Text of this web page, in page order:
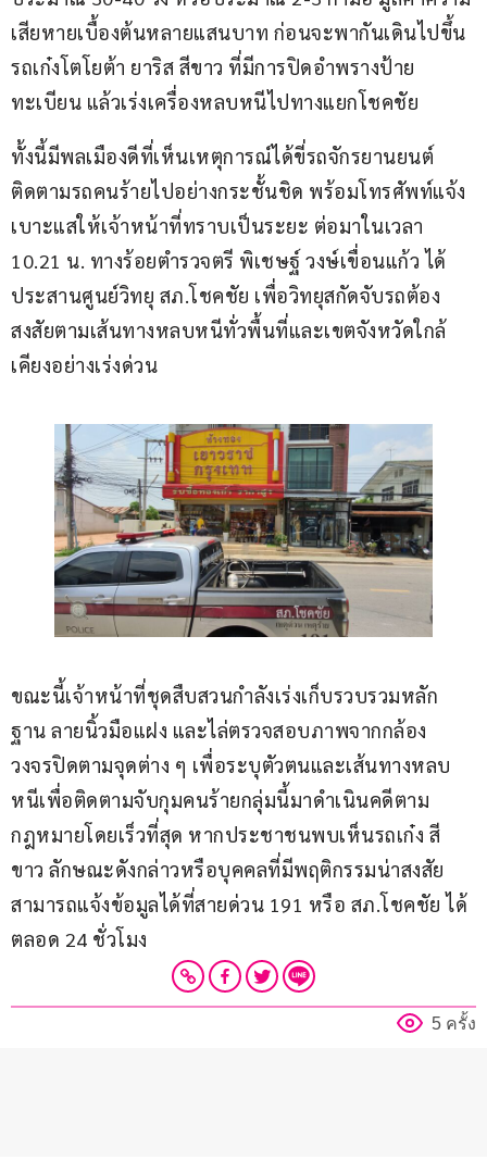
เสียหายเบื้องต้นหลายแสนบาท ก่อนจะพากันเดินไปขึ้น
รถเก๋งโตโยต้า ยาริส สีขาว ที่มีการปิดอำพรางป้าย
ทะเบียน แล้วเร่งเครื่องหลบหนีไปทางแยกโชคชัย
ทั้งนี้มีพลเมืองดีที่เห็นเหตุการณ์ได้ขี่รถจักรยานยนต์
ติดตามรถคนร้ายไปอย่างกระชั้นชิด พร้อมโทรศัพท์แจ้ง
เบาะแสให้เจ้าหน้าที่ทราบเป็นระยะ ต่อมาในเวลา
10.21 น. ทางร้อยตำรวจตรี พิเชษฐ์ วงษ์เขื่อนแก้ว ได้
ประสานศูนย์วิทยุ สภ.โชคชัย เพื่อวิทยุสกัดจับรถต้อง
สงสัยตามเส้นทางหลบหนีทั่วพื้นที่และเขตจังหวัดใกล้
เคียงอย่างเร่งด่วน
ขณะนี้เจ้าหน้าที่ชุดสืบสวนกำลังเร่งเก็บรวบรวมหลัก
ฐาน ลายนิ้วมือแฝง และไล่ตรวจสอบภาพจากกล้อง
วงจรปิดตามจุดต่าง ๆ เพื่อระบุตัวตนและเส้นทางหลบ
หนีเพื่อติดตามจับกุมคนร้ายกลุ่มนี้มาดำเนินคดีตาม
กฎหมายโดยเร็วที่สุด หากประชาชนพบเห็นรถเก๋ง สี
ขาว ลักษณะดังกล่าวหรือบุคคลที่มีพฤติกรรมน่าสงสัย
สามารถแจ้งข้อมูลได้ที่สายด่วน 191 หรือ สภ.โชคชัย ได้
ตลอด 24 ชั่วโมง
5 ครั้ง